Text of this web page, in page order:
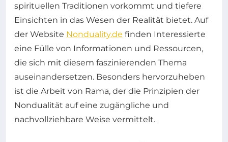
spirituellen Traditionen vorkommt und tiefere
Einsichten in das Wesen der Realität bietet. Auf
der Website Nonduality.de finden Interessierte
eine Fülle von Informationen und Ressourcen,
die sich mit diesem faszinierenden Thema
auseinandersetzen. Besonders hervorzuheben
ist die Arbeit von Rama, der die Prinzipien der
Nondualität auf eine zugängliche und
nachvollziehbare Weise vermittelt.